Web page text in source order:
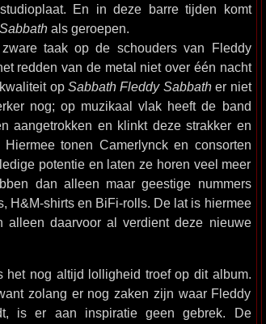
En in deze barre tijden komt
als geroepen.
taak op de schouders van Fleddy
redden van de metal niet over één nacht
op Sabbath Fleddy Sabbather niet
nog; op muzikaal vlak heeft de band
aangetrokken en klinkt deze strakker en
tonen Camerlynck en consorten
potentie en laten ze horen veel meer
dan alleen maar geestige nummers
H&M-shirts en BiFi-rolls. De lat is hiermee
alleen daarvoor al verdient deze nieuwe
het nog altijd lolligheid troef op dit album.
zolang er nog zaken zijn waar Fleddy
is er aan inspiratie geen gebrek. De